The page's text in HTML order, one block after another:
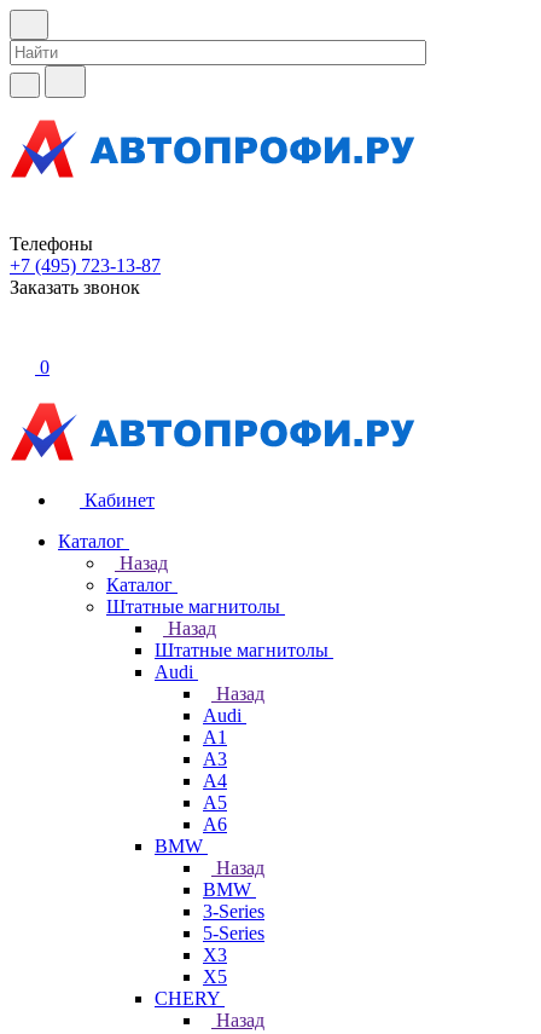
Телефоны
+7 (495) 723-13-87
Заказать звонок
0
Кабинет
Каталог
Назад
Каталог
Штатные магнитолы
Назад
Штатные магнитолы
Audi
Назад
Audi
A1
A3
A4
A5
A6
BMW
Назад
BMW
3-Series
5-Series
X3
X5
CHERY
Назад